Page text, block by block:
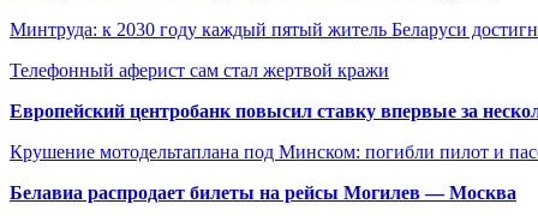
Минтруда: к 2030 году каждый пятый житель Беларуси
Телефонный аферист сам стал жертвой кражи
Европейский центробанк повысил ставку впервые за
Крушение мотодельтаплана под Минском: погибли пилот и
Белавиа распродает билеты на рейсы Могилев — Москва